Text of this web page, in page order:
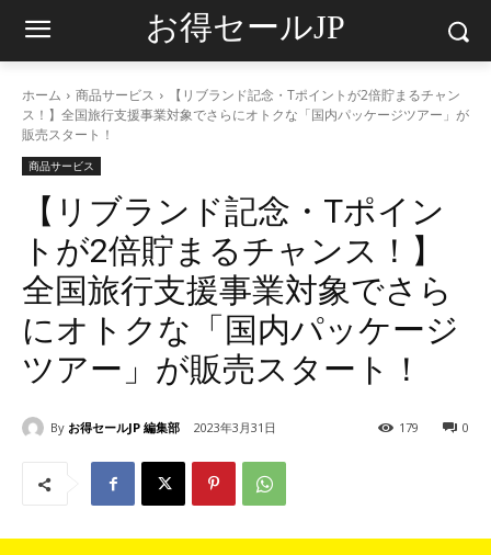
お得セールJP
ホーム 商品サービス
【リブランド記念・Tポイントが2倍貯まるチャン
ス！】全国旅行支援事業対象でさらにオトクな「国内パッケージツアー」が
販売スタート！
商品サービス
【リブランド記念・Tポイン
トが2倍貯まるチャンス！】
全国旅行支援事業対象でさら
にオトクな「国内パッケージ
ツアー」が販売スタート！
By お得セールJP 編集部 2023年3月31日 0
179